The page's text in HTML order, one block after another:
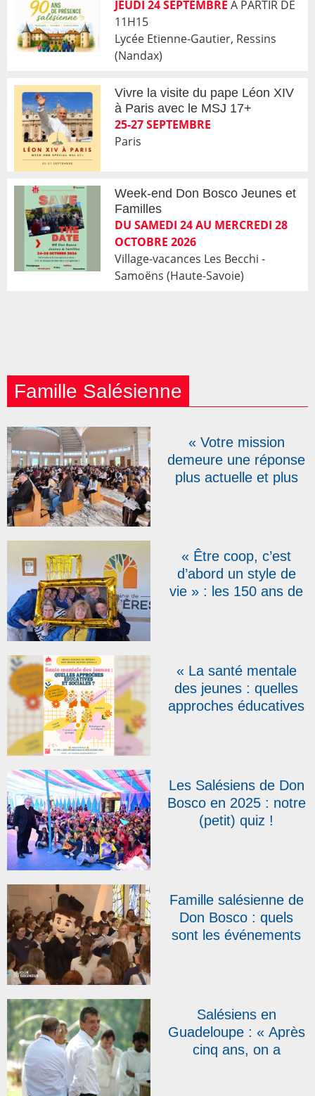
JEUDI 24 SEPTEMBRE A PARTIR DE
11H15
Lycée Etienne-Gautier, Ressins
(Nandax)
Vivre la visite du pape Léon XIV
à Paris avec le MSJ 17+
25-27 SEPTEMBRE
Paris
Week-end Don Bosco Jeunes et
Familles
DU SAMEDI 24 AU MERCREDI 28
OCTOBRE 2026
Village-vacances Les Becchi -
Samoëns (Haute-Savoie)
Famille Salésienne
« Votre mission
demeure une réponse
plus actuelle et plus
Coopérateurs réunis à
Rome
« Être coop, c’est
d’abord un style de
vie » : les 150 ans de
Coopérateurs fêtés en
Belgique
« La santé mentale
des jeunes : quelles
approches éducatives
Action Sociale
Les Salésiens de Don
Bosco en 2025 : notre
(petit) quiz !
Famille salésienne de
Don Bosco : quels
sont les événements
Salésiens en
Guadeloupe : « Après
cinq ans, on a